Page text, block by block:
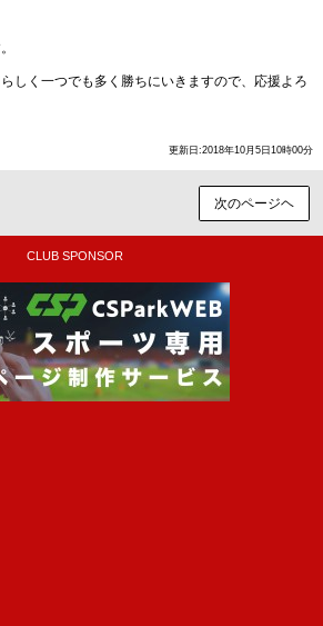
しく一つでも多く勝ちにいきますので、応援よろ
更新日:2018年10月5日10時00分
次のページヘ
CLUB SPONSOR